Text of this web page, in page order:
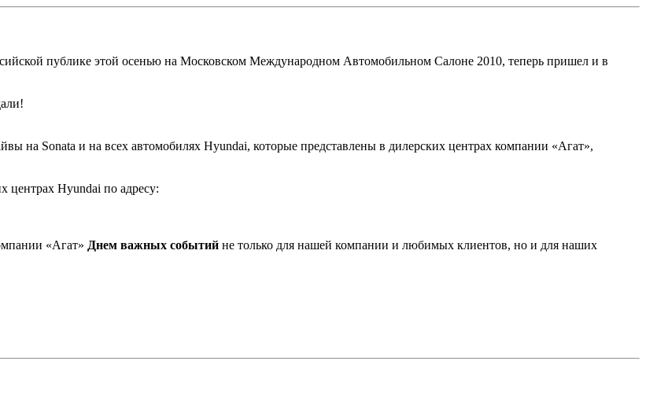
публике этой осенью на Московском Международном Автомобильном Салоне 2010, теперь пришел и в
на Sonata и на всех автомобилях Hyundai, которые представлены в дилерских центрах компании «Агат»,
центрах Hyundai по адресу:
«Агат» Днем важных событий не только для нашей компании и любимых клиентов, но и для наших